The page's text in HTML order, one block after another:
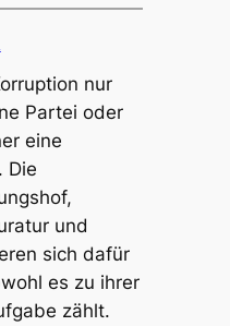
nur
Partei oder
eine
Die
und
sich dafür
es zu ihrer
zählt.